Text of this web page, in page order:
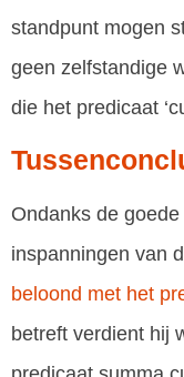
standpunt mogen
geen zelfstandige
die het predicaat
Ondanks de
inspanningen van
beloond met het
betreft verdient hij